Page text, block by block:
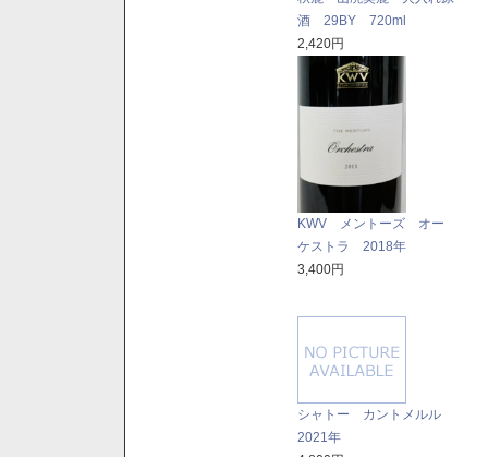
酒 29BY 720ml
2,420円
KWV メントーズ オー
ケストラ 2018年
3,400円
シャトー カントメルル
2021年